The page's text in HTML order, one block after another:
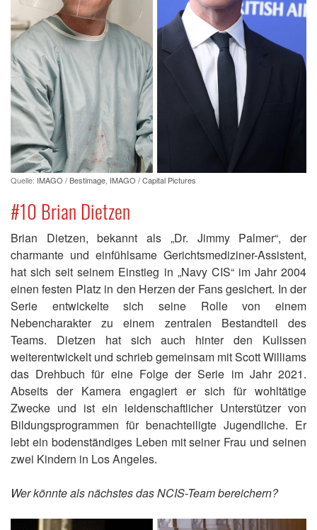
Quelle: IMAGO / Bestimage IMAGO / Capital Pictures
#10 Brian Dietzen
Brian Dietzen, bekannt als „Dr. Jimmy Palmer“, der
charmante und einfühlsame Gerichtsmediziner-Assistent,
hat sich seit seinem Einstieg in „Navy CIS“ im Jahr 2004
einen festen Platz in den Herzen der Fans gesichert. In der
Serie entwickelte sich seine Rolle von einem
Nebencharakter zu einem zentralen Bestandteil des
Teams. Dietzen hat sich auch hinter den Kulissen
weiterentwickelt und schrieb gemeinsam mit Scott Williams
das Drehbuch für eine Folge der Serie im Jahr 2021.
Abseits der Kamera engagiert er sich für wohltätige
Zwecke und ist ein leidenschaftlicher Unterstützer von
Bildungsprogrammen für benachteiligte Jugendliche. Er
lebt ein bodenständiges Leben mit seiner Frau und seinen
zwei Kindern in Los Angeles.
Wer könnte als nächstes das NCIS-Team bereichern?